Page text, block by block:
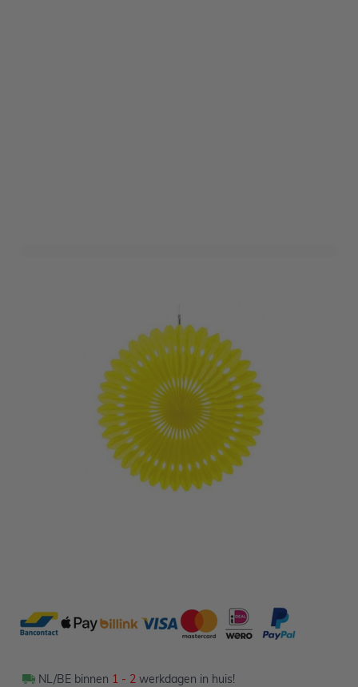
Informeer mij wanneer dit product op voorraad is
Niet op voorraad
NL/BE binnen 1 - 2 werkdagen in huis!